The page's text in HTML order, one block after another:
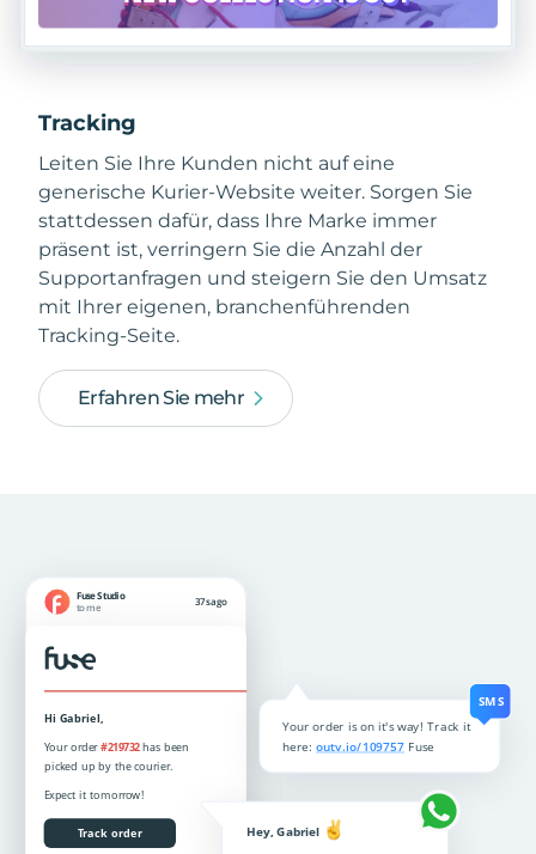
Tracking
Leiten Sie Ihre Kunden nicht auf eine
generische Kurier-Website weiter. Sorgen Sie
stattdessen dafür, dass Ihre Marke immer
präsent ist, verringern Sie die Anzahl der
Supportanfragen und steigern Sie den Umsatz
mit Ihrer eigenen, branchenführenden
Tracking-Seite.
Erfahren Sie mehr